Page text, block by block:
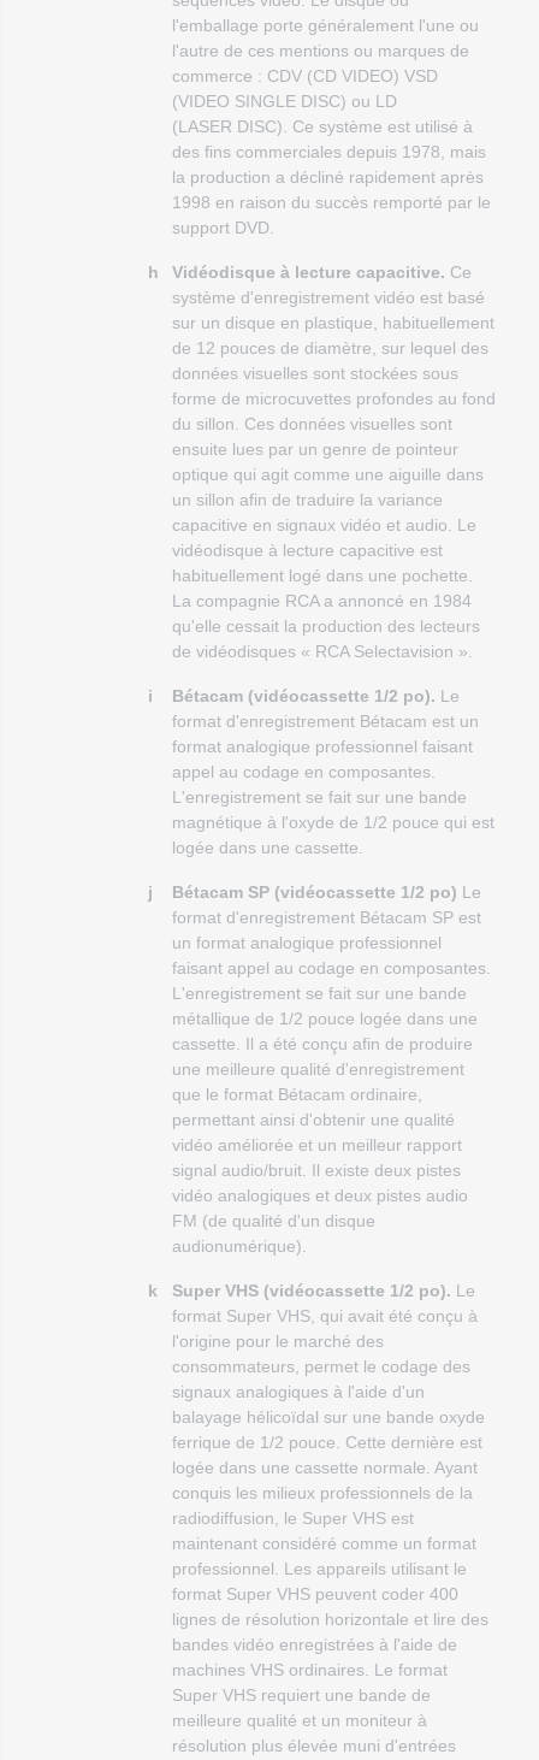
l'emballage porte généralement l'une ou
l'autre de ces mentions ou marques de
commerce : CDV (CD VIDEO) VSD
(VIDEO SINGLE DISC) ou LD
(LASER DISC). Ce système est utilisé à
des fins commerciales depuis 1978, mais
la production a décliné rapidement après
1998 en raison du succès remporté par le
support DVD.
h Vidéodisque à lecture capacitive. Ce
système d'enregistrement vidéo est basé
sur un disque en plastique, habituellement
de 12 pouces de diamètre, sur lequel des
données visuelles sont stockées sous
forme de microcuvettes profondes au fond
du sillon. Ces données visuelles sont
ensuite lues par un genre de pointeur
optique qui agit comme une aiguille dans
un sillon afin de traduire la variance
capacitive en signaux vidéo et audio. Le
vidéodisque à lecture capacitive est
habituellement logé dans une pochette.
La compagnie RCA a annoncé en 1984
qu'elle cessait la production des lecteurs
de vidéodisques « RCA Selectavision ».
i Bétacam (vidéocassette 1/2 po). Le
format d'enregistrement Bétacam est un
format analogique professionnel faisant
appel au codage en composantes.
L'enregistrement se fait sur une bande
magnétique à l'oxyde de 1/2 pouce qui est
logée dans une cassette.
j Bétacam SP (vidéocassette 1/2 po) Le
format d'enregistrement Bétacam SP est
un format analogique professionnel
faisant appel au codage en composantes.
L'enregistrement se fait sur une bande
métallique de 1/2 pouce logée dans une
cassette. Il a été conçu afin de produire
une meilleure qualité d'enregistrement
que le format Bétacam ordinaire,
permettant ainsi d'obtenir une qualité
vidéo améliorée et un meilleur rapport
signal audio/bruit. Il existe deux pistes
vidéo analogiques et deux pistes audio
FM (de qualité d'un disque
audionumérique).
k Super VHS (vidéocassette 1/2 po). Le
format Super VHS, qui avait été conçu à
l'origine pour le marché des
consommateurs, permet le codage des
signaux analogiques à l'aide d'un
balayage hélicoïdal sur une bande oxyde
ferrique de 1/2 pouce. Cette dernière est
logée dans une cassette normale. Ayant
conquis les milieux professionnels de la
radiodiffusion, le Super VHS est
maintenant considéré comme un format
professionnel. Les appareils utilisant le
format Super VHS peuvent coder 400
lignes de résolution horizontale et lire des
bandes vidéo enregistrées à l'aide de
machines VHS ordinaires. Le format
Super VHS requiert une bande de
meilleure qualité et un moniteur à
résolution plus élevée muni d'entrées